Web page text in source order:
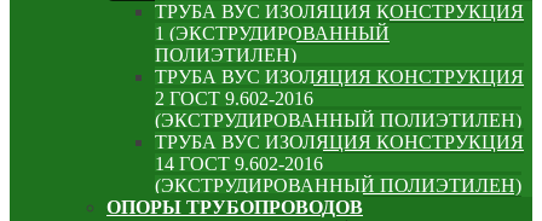
ТРУБА ВУС ИЗОЛЯЦИЯ КОНСТРУКЦИЯ
1 (ЭКСТРУДИРОВАННЫЙ
ПОЛИЭТИЛЕН)
ТРУБА ВУС ИЗОЛЯЦИЯ КОНСТРУКЦИЯ
2 ГОСТ 9.602-2016
(ЭКСТРУДИРОВАННЫЙ ПОЛИЭТИЛЕН)
ТРУБА ВУС ИЗОЛЯЦИЯ КОНСТРУКЦИЯ
14 ГОСТ 9.602-2016
(ЭКСТРУДИРОВАННЫЙ ПОЛИЭТИЛЕН)
ОПОРЫ ТРУБОПРОВОДОВ